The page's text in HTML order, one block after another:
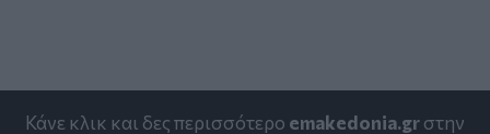
Κάνε κλικ και δες περισσότερο emakedonia.grστην